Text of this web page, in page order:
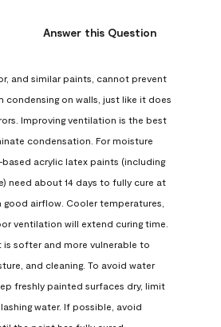
Answer this Question
and similar paints, cannot prevent
condensing on walls, just like it does
Improving ventilation is the best
condensation. For moisture
acrylic latex paints (including
need about 14 days to fully cure at
good airflow. Cooler temperatures,
ventilation will extend curing time.
is softer and more vulnerable to
and cleaning. To avoid water
freshly painted surfaces dry, limit
water. If possible, avoid